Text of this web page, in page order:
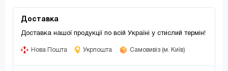
Доставка
Доставка нашої продукції по всій Україні у стислий термін!
Нова Пошта Укрпошта Самовивіз (м. Київ)